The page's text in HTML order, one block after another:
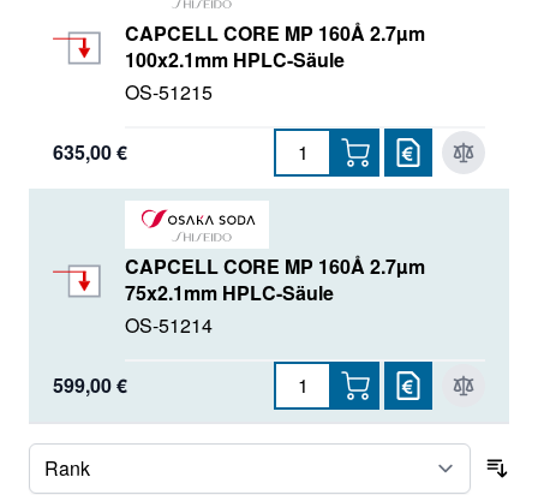
CAPCELL CORE MP 160Å 2.7µm
100x2.1mm HPLC-Säule
OS-51215
635,00 €
CAPCELL CORE MP 160Å 2.7µm
75x2.1mm HPLC-Säule
OS-51214
599,00 €